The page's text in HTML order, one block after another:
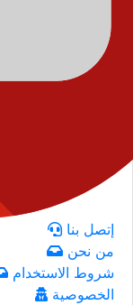
إتصل بنا
من نحن
شروط الاستخدام
الخصوصية